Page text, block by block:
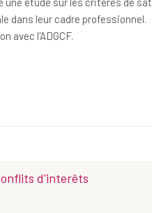
dans leur cadre professionnel.
avec l'ADGCF.
d'interêts